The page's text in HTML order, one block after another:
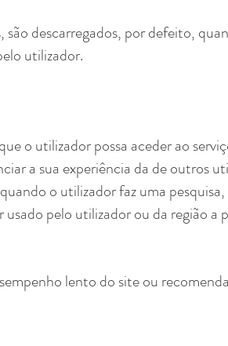
descarregados, por defeito,
utilizador.
o utilizador possa aceder ao
a sua experiência da de outros
o utilizador faz uma
pelo utilizador ou da região a
lento do site ou